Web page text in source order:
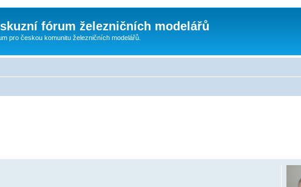
fórum železničních modelářů
pro českou komunitu železničních modelářů.